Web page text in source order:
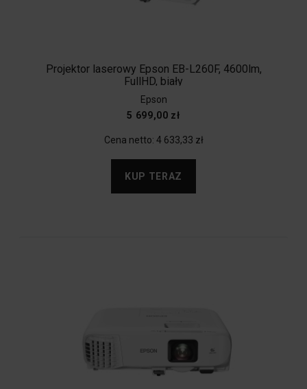
Projektor laserowy Epson EB-L260F, 4600lm,
FullHD, biały
Epson
5 699,00 zł
Cena netto: 4 633,33 zł
KUP TERAZ